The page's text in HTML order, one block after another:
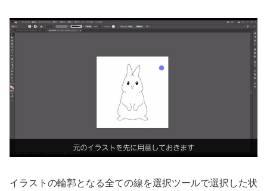
イラストの輪郭となる全ての線を選択ツールで選択した状